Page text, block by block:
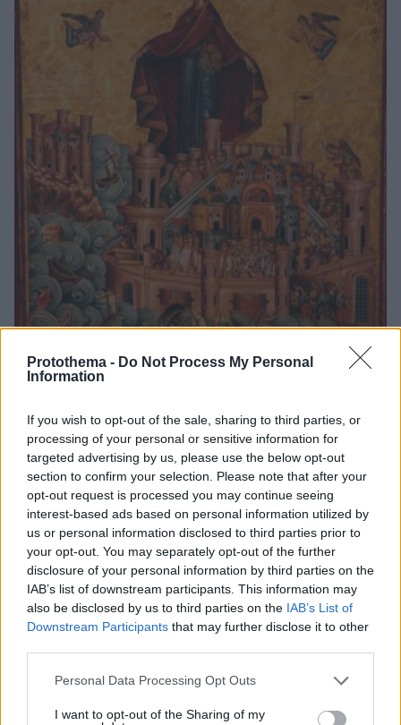
Protothema - Do Not Process My Personal
Information
If you wish to opt-out of the sale, sharing to third parties, or
processing of your personal or sensitive information for
targeted advertising by us, please use the below opt-out
section to confirm your selection. Please note that after your
opt-out request is processed you may continue seeing
interest-based ads based on personal information utilized by
us or personal information disclosed to third parties prior to
your opt-out. You may separately opt-out of the further
disclosure of your personal information by third parties on the
IAB’s list of downstream participants. This information may
also be disclosed by us to third parties on the IAB’s List of
Downstream Participants that may further disclose it to other
Please note that this website/app uses one or more Google
not limited to your visit or usage behaviour. You may click to
Personal Data Processing Opt Outs
I want to opt-out of the Sharing of my
Τη Υπερμάχω: Η νύχτα του Αυγούστου πριν από
1.400 χρόνια, που γέννησε τον Ακάθιστο Ύμνο